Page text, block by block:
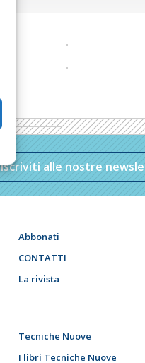
Iscriviti alle nostre
Abbonati
CONTATTI
La rivista
Tecniche Nuove
I libri Tecniche Nuove